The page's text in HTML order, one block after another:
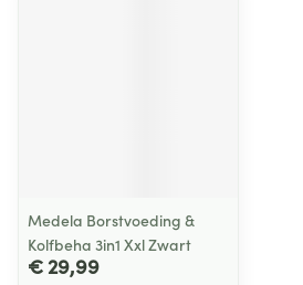
Medela Borstvoeding &
Kolfbeha 3in1 Xxl Zwart
€ 29,99